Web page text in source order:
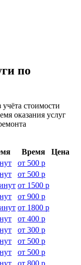
по
стоимости
оказания услуг
Время
Цена
от 500 р
от 500 р
от 1500 р
от 900 р
от 1800 р
от 400 р
от 300 р
от 500 р
от 500 р
от 800 р